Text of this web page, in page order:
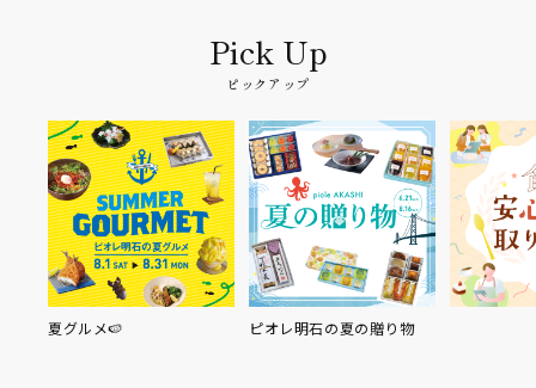
ピックアップ
夏グルメ🍉 ピオレ明石の夏の贈り物